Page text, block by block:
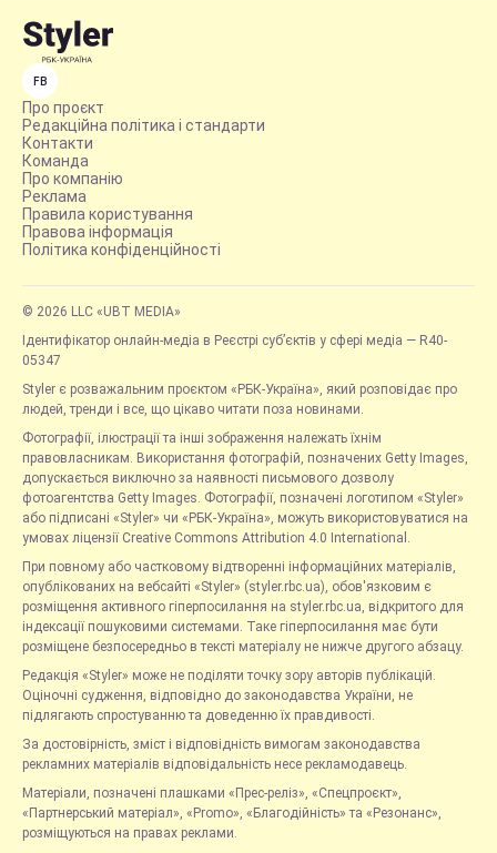
FB
Про проєкт
Редакційна політика і стандарти
Контакти
Команда
Про компанію
Реклама
Правила користування
Правова інформація
Політика конфіденційності
© 2026 LLC «UBT MEDIA»
Ідентифікатор онлайн-медіа в Реєстрі суб’єктів у сфері медіа — R40-
05347
Styler є розважальним проєктом «РБК-Україна», який розповідає про
людей, тренди і все, що цікаво читати поза новинами.
Фотографії, ілюстрації та інші зображення належать їхнім
правовласникам. Використання фотографій, позначених Getty Images,
допускається виключно за наявності письмового дозволу
фотоагентства Getty Images. Фотографії, позначені логотипом «Styler»
або підписані «Styler» чи «РБК-Україна», можуть використовуватися на
умовах ліцензії Creative Commons Attribution 4.0 International.
При повному або частковому відтворенні інформаційних матеріалів,
опублікованих на вебсайті «Styler» (styler.rbc.ua), обов'язковим є
розміщення активного гіперпосилання на styler.rbc.ua, відкритого для
індексації пошуковими системами. Таке гіперпосилання має бути
розміщене безпосередньо в тексті матеріалу не нижче другого абзацу.
Редакція «Styler» може не поділяти точку зору авторів публікацій.
Оціночні судження, відповідно до законодавства України, не
підлягають спростуванню та доведенню їх правдивості.
За достовірність, зміст і відповідність вимогам законодавства
рекламних матеріалів відповідальність несе рекламодавець.
Матеріали, позначені плашками «Прес-реліз», «Спецпроєкт»,
«Партнерський матеріал», «Promo», «Благодійність» та «Резонанс»,
розміщуються на правах реклами.